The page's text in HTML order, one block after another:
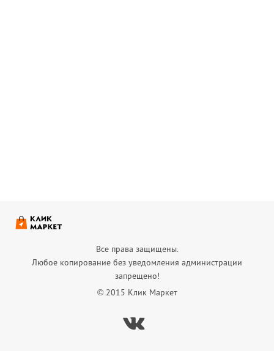
Все права защищены.
Любое копирование без уведомления администрации
запрещено!
© 2015 Клик Маркет
Вконтакте